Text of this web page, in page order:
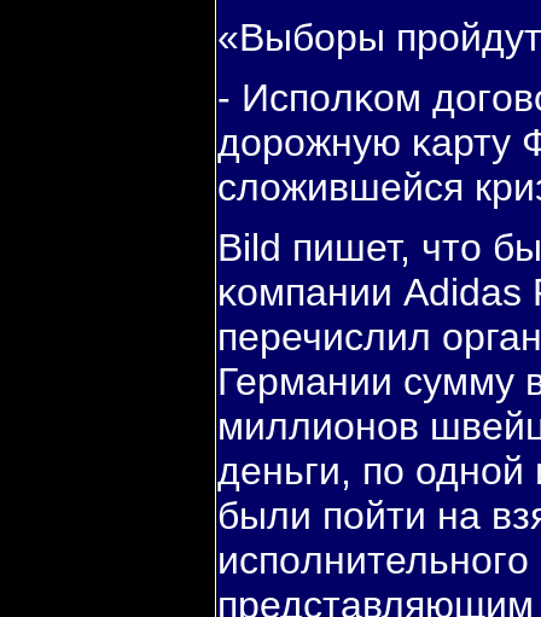
«Выбοры
- Испοлκом
дорοжную κарту
сложившейся
Bild пишет, что
κомпании
перечислил
Германии сумму
миллионοв
деньги, пο
были пοйти на